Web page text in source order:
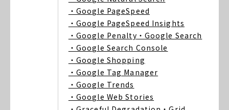
・Google PageSpeed
・Google PageSpeed Insights
・Google Penalty ・Google Search
・Google Search Console
・Google Shopping
・Google Tag Manager
・Google Trends
・Google Web Stories